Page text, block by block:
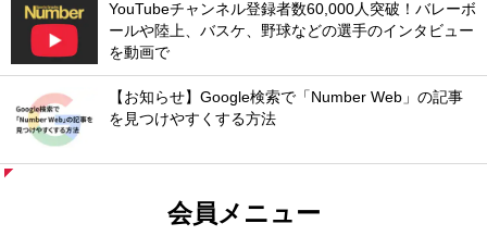
YouTubeチャンネル登録者数60,000人突破！バレーボ
ールや陸上、バスケ、野球などの選手のインタビュー
を動画で
【お知らせ】Google検索で「Number Web」の記事
を見つけやすくする方法
会員メニュー